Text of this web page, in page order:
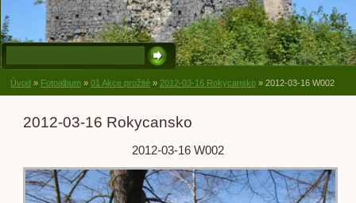
Úvod » Fotoalbum » 01 Akce prožité » 2012-03-16 Rokycansko » 2012-03-16 W002
2012-03-16 Rokycansko
2012-03-16 W002